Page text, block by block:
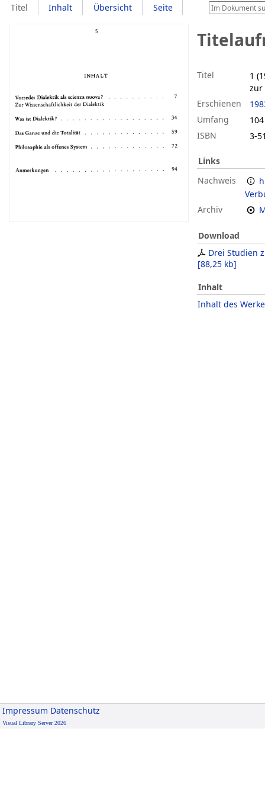
Titel Inhalt Übersicht Seite
Titel
1
zur
Erschienen
Umfang
ISBN
3-
Links
Nachweis
Archiv
Download
Drei Studien
[88,25 kb]
Inhalt
Inhalt des
Impressum Datenschutz
Visual Library Server 2026